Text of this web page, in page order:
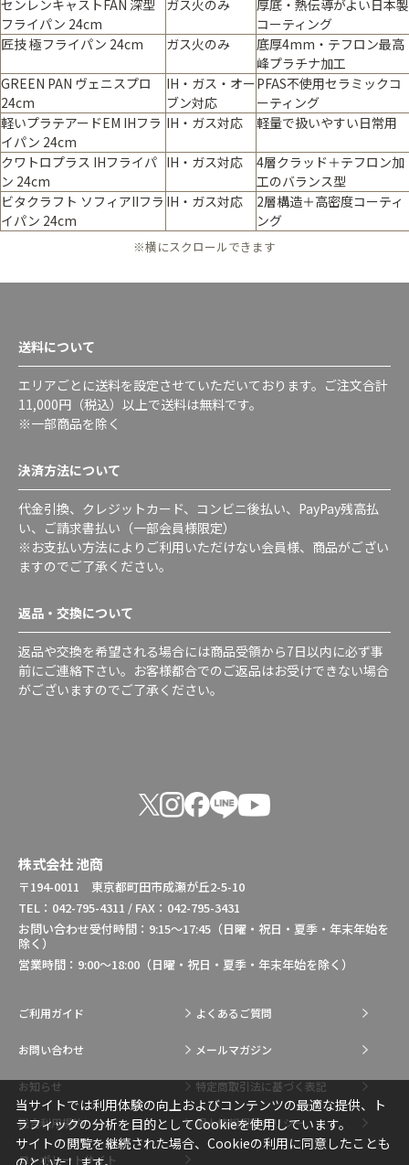
センレンキャストFAN 深型
フライパン 24cm
ガス火のみ
厚底・熱伝導がよい日本製
コーティング
匠技 極フライパン 24cm
ガス火のみ
底厚4mm・テフロン最高
峰プラチナ加工
GREEN PAN ヴェニスプロ
24cm
IH・ガス・オー
ブン対応
PFAS不使用セラミックコ
ーティング
軽いプラテアードEM IHフラ
イパン 24cm
IH・ガス対応 軽量で扱いやすい日常用
クワトロプラス IHフライパ
ン 24cm
IH・ガス対応
4層クラッド＋テフロン加
工のバランス型
ビタクラフト ソフィアIIフラ
イパン 24cm
IH・ガス対応
2層構造＋高密度コーティ
ング
※横にスクロールできます
送料について
エリアごとに送料を設定させていただいております。ご注文合計
11,000円（税込）以上で送料は無料です。
※一部商品を除く
決済方法について
代金引換、クレジットカード、コンビニ後払い、PayPay残高払
い、ご請求書払い（一部会員様限定）
※お支払い方法によりご利用いただけない会員様、商品がござい
ますのでご了承ください。
返品・交換について
返品や交換を希望される場合には商品受領から7日以内に必ず事
前にご連絡下さい。お客様都合でのご返品はお受けできない場合
がございますのでご了承ください。
株式会社 池商
〒194-0011 東京都町田市成瀬が丘2-5-10
TEL：042-795-4311 / FAX：042-795-3431
お問い合わせ受付時間：9:15～17:45（日曜・祝日・夏季・年末年始を
除く）
営業時間：9:00～18:00（日曜・祝日・夏季・年末年始を除く）
ご利用ガイド よくあるご質問
お問い合わせ メールマガジン
お知らせ 特定商取引法に基づく表記
総合利用規約 個人情報保護ポリシー
コーポレートサイト
当サイトでは利用体験の向上およびコンテンツの最適な提供、ト
ラフィックの分析を目的としてCookieを使用しています。
サイトの閲覧を継続された場合、Cookieの利用に同意したことも